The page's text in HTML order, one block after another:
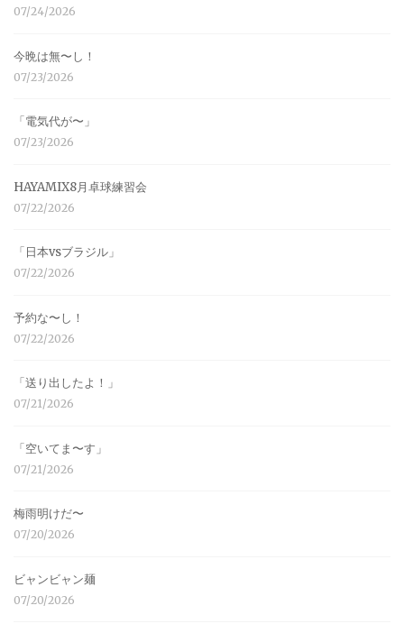
07/24/2026
今晩は無〜し！
07/23/2026
「電気代が〜」
07/23/2026
HAYAMIX8月卓球練習会
07/22/2026
「日本vsブラジル」
07/22/2026
予約な〜し！
07/22/2026
「送り出したよ！」
07/21/2026
「空いてま〜す」
07/21/2026
梅雨明けだ〜
07/20/2026
ビャンビャン麺
07/20/2026